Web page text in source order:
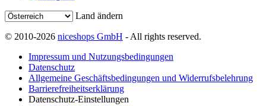
Land ändern
© 2010-2026 niceshops GmbH - All rights reserved.
Impressum und Nutzungsbedingungen
Datenschutz
Allgemeine Geschäftsbedingungen und Widerrufsbelehrung
Barrierefreiheitserklärung
Datenschutz-Einstellungen